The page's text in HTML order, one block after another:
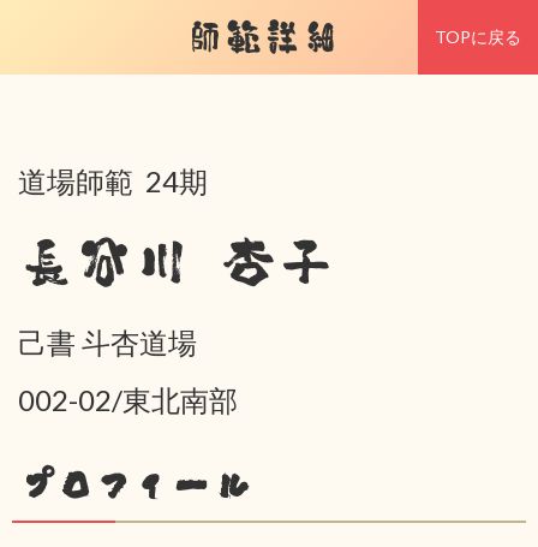
師範詳細 TOPに戻る
道場師範 24期
長谷川 杏子
己書 斗杏道場
002-02/東北南部
プロフィール